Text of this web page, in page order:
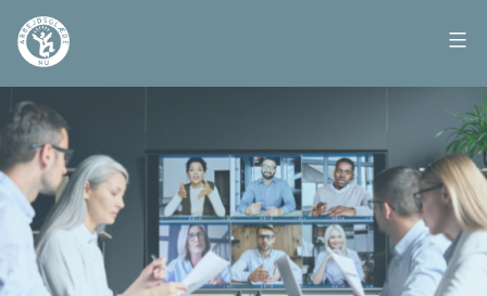
Fortsæt
indhold
Arbejdsglæde
nu